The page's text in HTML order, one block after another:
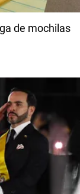
de mochilas